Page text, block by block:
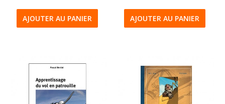
AJOUTER AU PANIER AJOUTER AU PANIER